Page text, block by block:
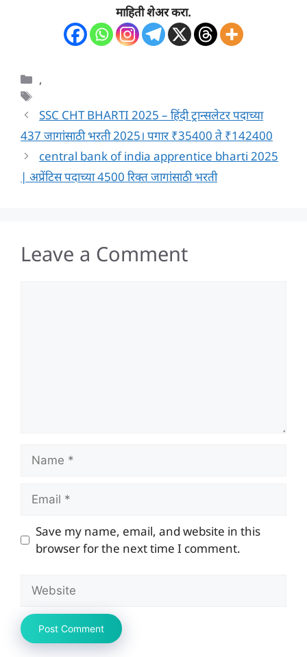
माहिती शेअर करा.
Categories
,
SSC CHT BHARTI 2025 – हिंदी ट्रान्सलेटर पदाच्या
437 जागांसाठी भरती 2025। पगार ₹35400 ते ₹142400
central bank of india apprentice bharti 2025
| अप्रेंटिस पदाच्या 4500 रिक्त जागांसाठी भरती
Leave a Comment
Name
Email
Save my name, email, and website in this
browser for the next time I comment.
Website